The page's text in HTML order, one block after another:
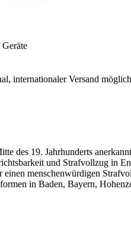
internationaler Versand möglich
des 19. Jahrhunderts
und Strafvollzug in
einen menschenwürdigen
in Baden, Bayern,